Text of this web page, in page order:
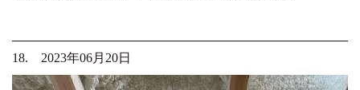
18. 2023年06月20日